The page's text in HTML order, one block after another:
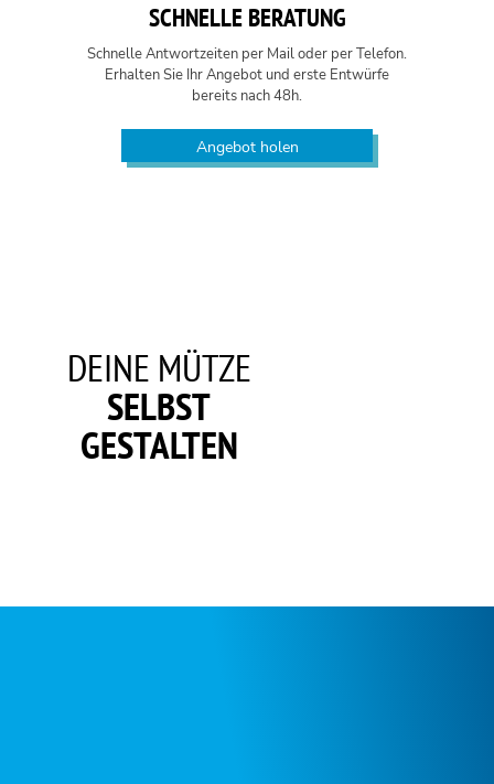
SCHNELLE BERATUNG
Schnelle Antwortzeiten per Mail oder per Telefon.
Erhalten Sie Ihr Angebot und erste Entwürfe
bereits nach 48h.
Angebot holen
DEINE MÜTZE
SELBST
GESTALTEN